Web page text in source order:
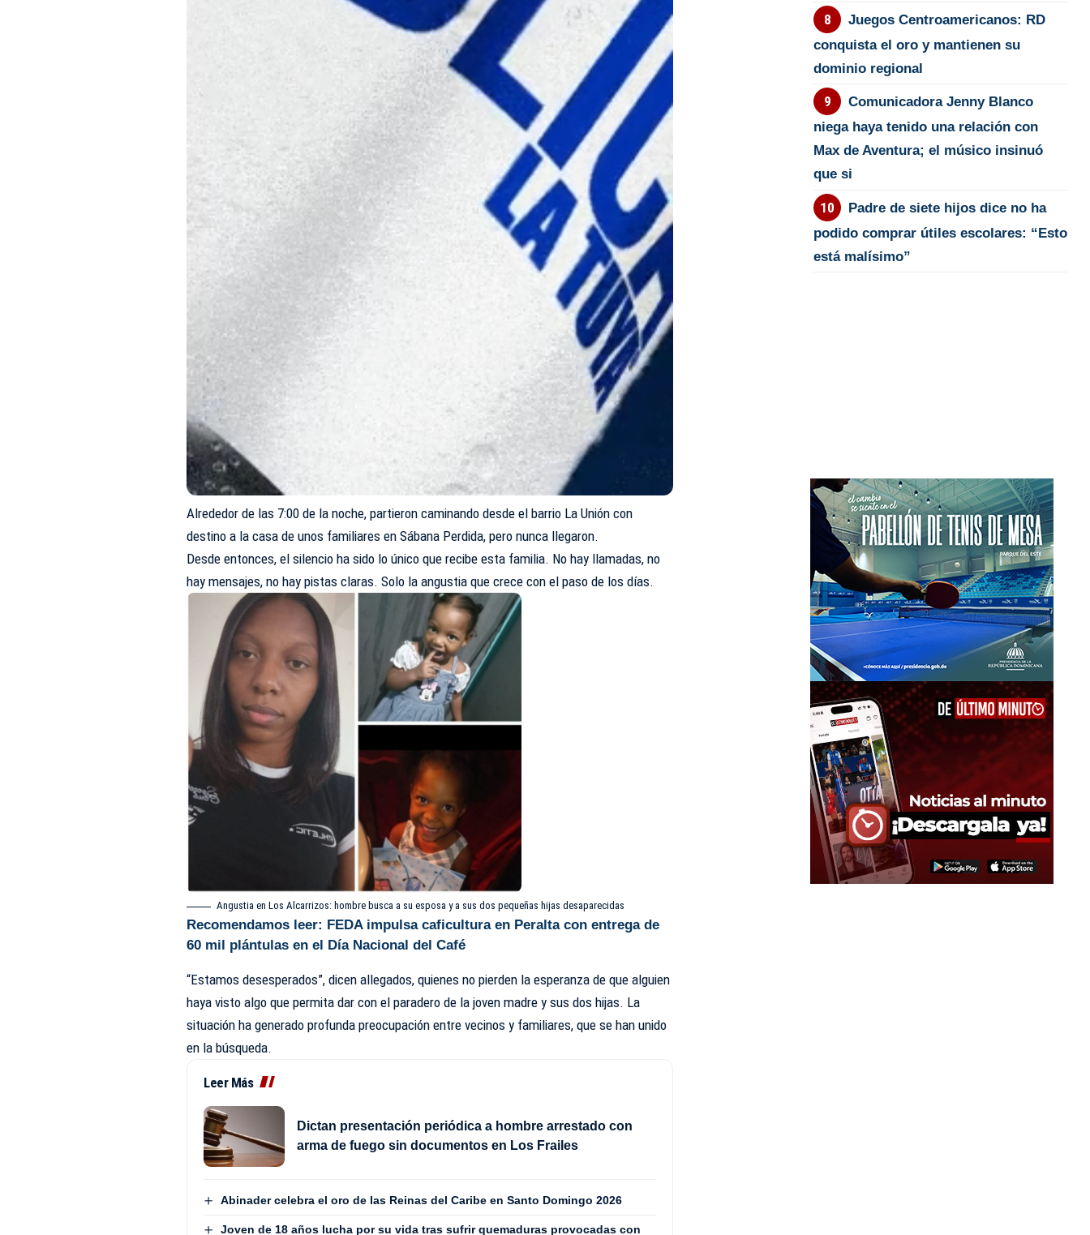
Alrededor de las 7:00 de la noche, partieron caminando desde el barrio La Unión con
destino a la casa de unos familiares en Sábana Perdida, pero nunca llegaron.
Desde entonces, el silencio ha sido lo único que recibe esta familia. No hay llamadas, no
hay mensajes, no hay pistas claras. Solo la angustia que crece con el paso de los días.
Angustia en Los Alcarrizos: hombre busca a su esposa y a sus dos pequeñas hijas desaparecidas
Recomendamos leer: FEDA impulsa caficultura en Peralta con entrega de
60 mil plántulas en el Día Nacional del Café
“Estamos desesperados”, dicen allegados, quienes no pierden la esperanza de que alguien
haya visto algo que permita dar con el paradero de la joven madre y sus dos hijas. La
situación ha generado profunda preocupación entre vecinos y familiares, que se han unido
en la búsqueda.
Leer Más
Dictan presentación periódica a hombre arrestado con
arma de fuego sin documentos en Los Frailes
Abinader celebra el oro de las Reinas del Caribe en Santo Domingo 2026
Joven de 18 años lucha por su vida tras sufrir quemaduras provocadas con
Juegos Centroamericanos: RD
conquista el oro y mantienen su
dominio regional
Comunicadora Jenny Blanco
niega haya tenido una relación con
Max de Aventura; el músico insinuó
que si
Padre de siete hijos dice no ha
podido comprar útiles escolares: “Esto
está malísimo”